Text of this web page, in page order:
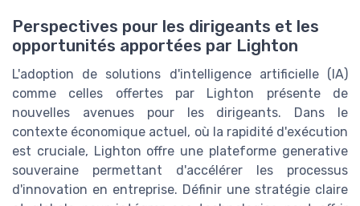
Perspectives pour les dirigeants et les
opportunités apportées par Lighton
L'adoption de solutions d'intelligence artificielle (IA)
comme celles offertes par Lighton présente de
nouvelles avenues pour les dirigeants. Dans le
contexte économique actuel, où la rapidité d'exécution
est cruciale, Lighton offre une plateforme generative
souveraine permettant d'accélérer les processus
d'innovation en entreprise. Définir une stratégie claire